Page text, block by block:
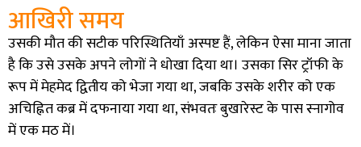
आखिरी समय
उसकी मौत की सटीक परिस्थितियाँ अस्पष्ट हैं, लेकिन ऐसा माना जाता
है कि उसे उसके अपने लोगों ने धोखा दिया था। उसका सिर ट्रॉफी के
रूप में मेहमेद द्वितीय को भेजा गया था, जबकि उसके शरीर को एक
अचिह्नित कब्र में दफनाया गया था, संभवतः बुखारेस्ट के पास स्नागोव
में एक मठ में।